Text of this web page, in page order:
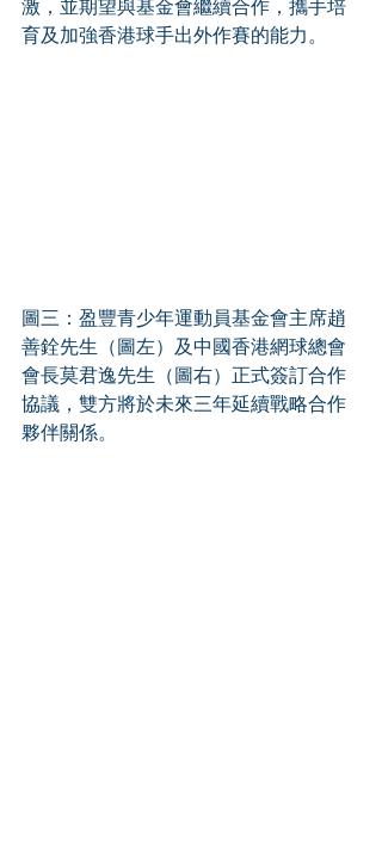
激，並期望與基金會繼續合作，攜手培
育及加強香港球手出外作賽的能力。
圖三：盈豐青少年運動員基金會主席趙
善銓先生（圖左）及中國香港網球總會
會長莫君逸先生（圖右）正式簽訂合作
協議，雙方將於未來三年延續戰略合作
夥伴關係。